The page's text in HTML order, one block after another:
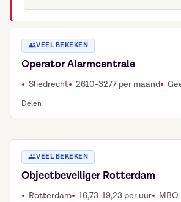
VEEL BEKEKEN
Operator Alarmcentrale
Sliedrecht 2610-3277 per maand
Delen
VEEL BEKEKEN
Objectbeveiliger Rotterdam
Rotterdam 16,73-19,23 per uur MBO